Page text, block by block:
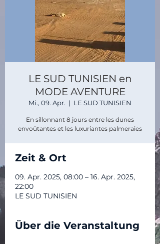
LE SUD TUNISIEN en
MODE AVENTURE
Mi., 09. Apr.
  |
LE SUD TUNISIEN
En sillonnant 8 jours entre les dunes
envoûtantes et les luxuriantes palmeraies
Zeit & Ort
09. Apr. 2025, 08:00 – 16. Apr. 2025,
22:00
LE SUD TUNISIEN
Über die Veranstaltung